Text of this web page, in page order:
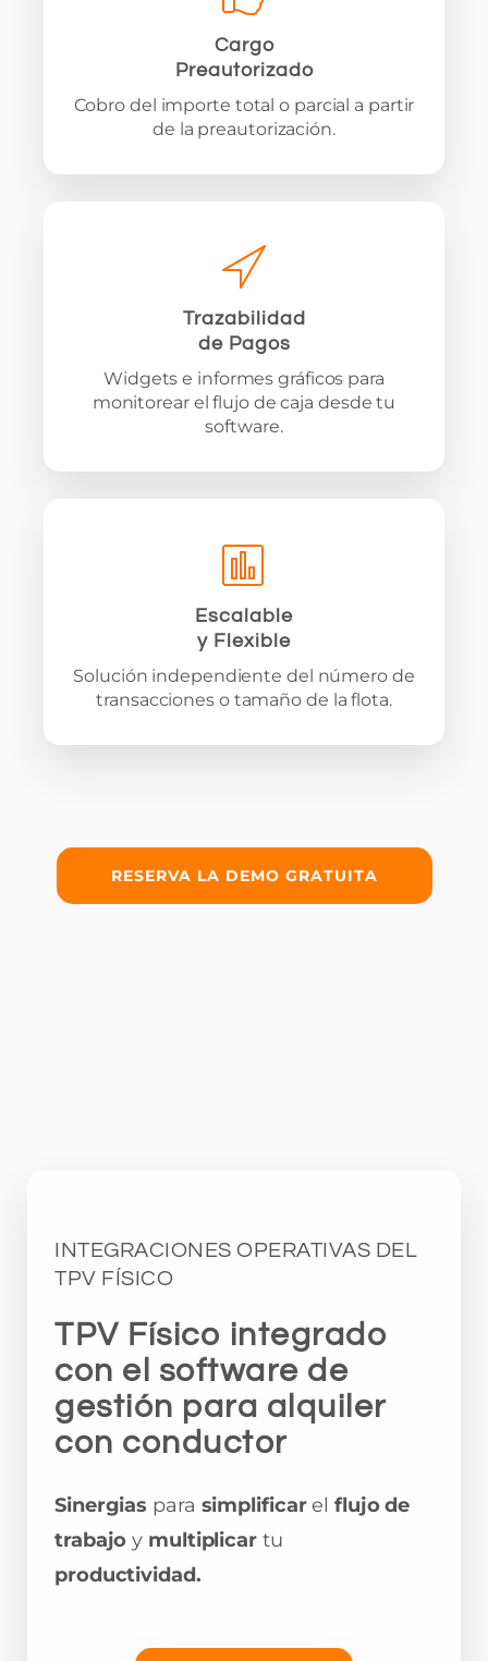
Cargo
Preautorizado
Cobro del importe total o parcial a partir
de la preautorización.
Trazabilidad
de Pagos
Widgets e informes gráficos para
monitorear el flujo de caja desde tu
software.
Escalable
y Flexible
Solución independiente del número de
transacciones o tamaño de la flota.
RESERVA LA DEMO GRATUITA
INTEGRACIONES OPERATIVAS DEL
TPV FÍSICO
TPV Físico integrado
con el software de
gestión para alquiler
con conductor
Sinergias para simplificar elflujo de
trabajo y multiplicar tu
productividad.